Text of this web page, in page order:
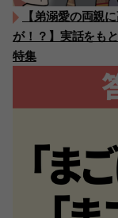
【弟溺愛の両親
が！？】実話をも
特集